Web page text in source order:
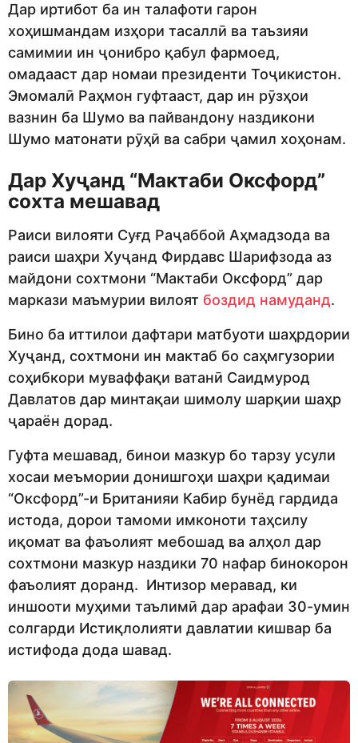
Дар иртибот ба ин талафоти гарон
хоҳишмандам изҳори тасаллӣ ва таъзияи
самимии ин ҷонибро қабул фармоед,
омадааст дар номаи президенти Тоҷикистон.
Эмомалӣ Раҳмон гуфтааст, дар ин рӯзҳои
вазнин ба Шумо ва пайвандону наздикони
Шумо матонати рӯҳӣ ва сабри ҷамил хоҳонам.
Дар Хуҷанд “Мактаби Оксфорд”
сохта мешавад
Раиси вилояти Суғд Раҷаббой Аҳмадзода ва
раиси шаҳри Хуҷанд Фирдавс Шарифзода аз
майдони сохтмони “Мактаби Оксфорд” дар
маркази маъмурии вилоят боздид намуданд.
Бино ба иттилои дафтари матбуоти шаҳрдории
Хуҷанд, сохтмони ин мактаб бо саҳмгузории
соҳибкори муваффақи ватанӣ Саидмурод
Давлатов дар минтақаи шимолу шарқии шаҳр
ҷараён дорад.
Гуфта мешавад, бинои мазкур бо тарзу усули
хосаи меъмории донишгоҳи шаҳри қадимаи
“Оксфорд”-и Британияи Кабир бунёд гардида
истода, дорои тамоми имконоти таҳсилу
иқомат ва фаъолият мебошад ва алҳол дар
сохтмони мазкур наздики 70 нафар бинокорон
фаъолият доранд. Интизор меравад, ки
иншооти муҳими таълимӣ дар арафаи 30-умин
солгарди Истиқлолияти давлатии кишвар ба
истифода дода шавад.